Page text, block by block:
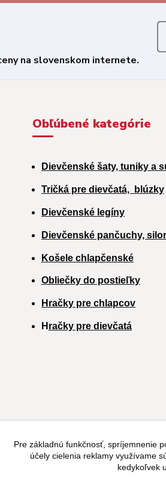
Obľúbené kategórie
Dievčenské šaty, tuniky a
Tričká pre dievčatá, blúzky
Dievčenské legíny
Dievčenské pančuchy,
Košele chlapčenské
Obliečky do postieľky
Hračky pre chlapcov
H račky pre dievčatá
Pre základnú funkčnosť, spríjemnenie
účely cielenia reklamy využívame
kedykoľvek